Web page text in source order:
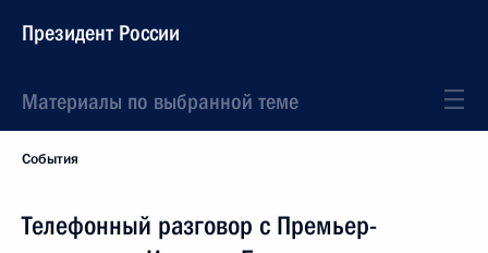
Президент России
Материалы по выбранной теме
События
Телефонный разговор с Премьер-